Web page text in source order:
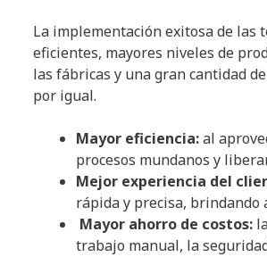
La implementación exitosa de las
eficientes, mayores niveles de
las fábricas y una gran cantidad
por igual.
Mayor eficiencia:al
procesos mundanos y
Mejor experiencia del
rápida y precisa, brindando
Mayor ahorro de costos:
trabajo manual, la